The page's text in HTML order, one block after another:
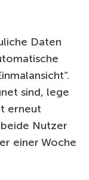
Daten
sind, lege
erneut
Nutzer
einer Woche